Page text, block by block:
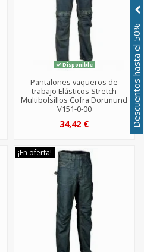
Disponible
Pantalones vaqueros de
trabajo Elásticos Stretch
Multibolsillos Cofra Dortmund
V151-0-00
34,42 €
¡En oferta!
Descuentos hasta el 50%